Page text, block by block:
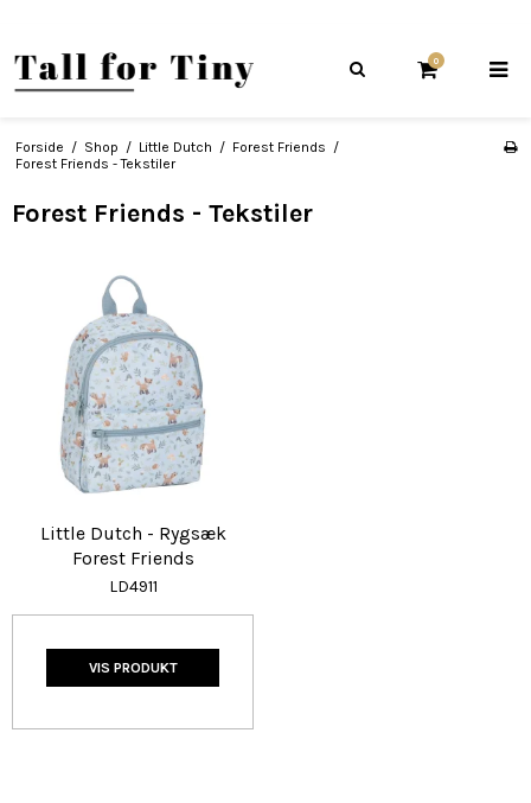
0
Forside / Shop / Little Dutch / Forest Friends /
Forest Friends - Tekstiler
Forest Friends - Tekstiler
Little Dutch - Rygsæk
Forest Friends
LD4911
VIS PRODUKT